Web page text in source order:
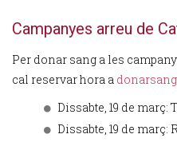
Campanyes arreu de
Per donar sang a les
cal reservar hora a
Dissabte, 19 de
Dissabte, 19 de març: